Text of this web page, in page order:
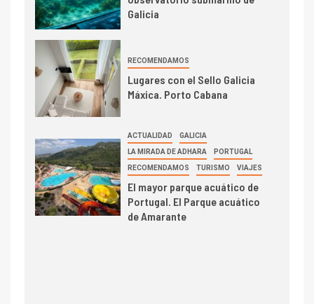
Galicia
RECOMENDAMOS
Lugares con el Sello Galicia
Máxica. Porto Cabana
ACTUALIDAD GALICIA
LA MIRADA DE ADHARA PORTUGAL
RECOMENDAMOS TURISMO VIAJES
El mayor parque acuático de
Portugal. El Parque acuático
de Amarante